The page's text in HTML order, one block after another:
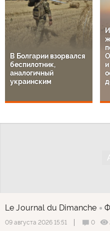
В Болгарии взорвался
беспилотник,
аналогичный
украинским
Le Journal du Dimanche
09 августа 2026 15:51 0